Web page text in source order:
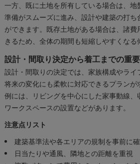
一方、既に土地を所有している場合は、
準備がスムーズに進み、設計や建築の打ち
ができます。既存土地がある場合は、諸
きるため、全体の期間も短縮しやすくなる
設計・間取り決定から着工までの重
設計・間取りの決定では、家族構成やライ
将来の変化にも柔軟に対応できるプラン
例には、リビングを中心にした家事動線、
ワークスペースの設置などがあります。
注意点リスト
建築基準法や各エリアの規制を事前に
日当たりや通風、隣地との距離を重視